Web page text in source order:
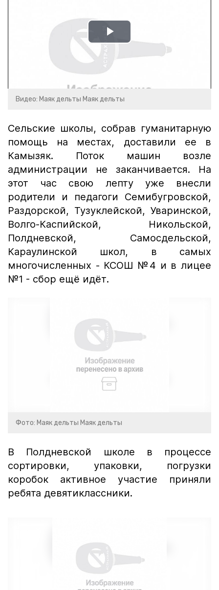
Play
Video
Видео: Маяк дельты Маяк дельты
Сельские школы, собрав гуманитарную
помощь на местах, доставили ее в
Камызяк. Поток машин возле
администрации не заканчивается. На
этот час свою лепту уже внесли
родители и педагоги Семибугровской,
Раздорской, Тузуклейской, Уваринской,
Волго-Каспийской, Никольской,
Полдневской, Самосдельской,
Караулинской школ, в самых
многочисленных - КСОШ №4 и в лицее
№1 - сбор ещё идёт.
Фото: Маяк дельты Маяк дельты
В Полдневской школе в процессе
сортировки, упаковки, погрузки
коробок активное участие приняли
ребята девятиклассники.